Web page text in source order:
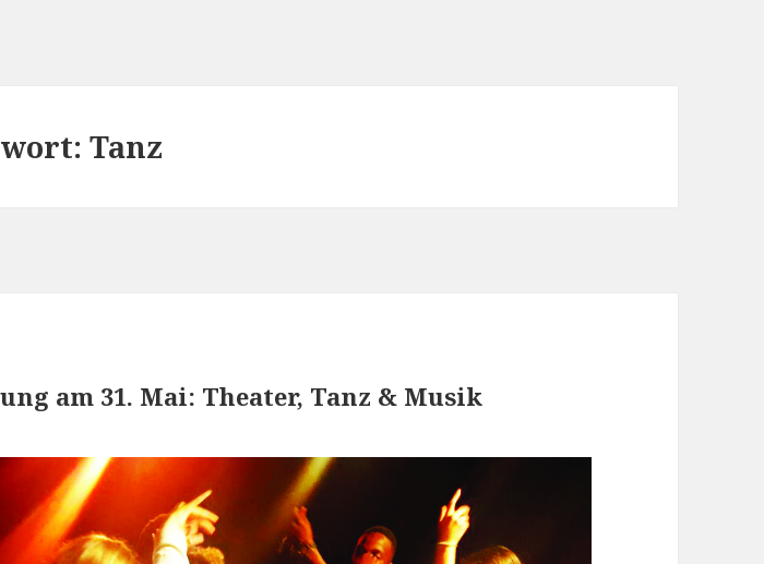
Tanz
am 31. Mai: Theater, Tanz & Musik